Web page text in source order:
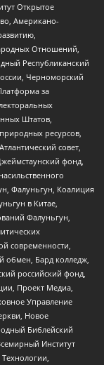
Открытое
Американо-
Отношений,
Республиканский
Черноморский
за
Штатов,
ресурсов,
совет,
фонд,
Фалуньгун, Коалиция
в Китае,
Фалуньгун,
современности,
обмен, Бард колледж,
российский фонд,
Проект Медиа,
Управление
Новое
Библейский
Институт